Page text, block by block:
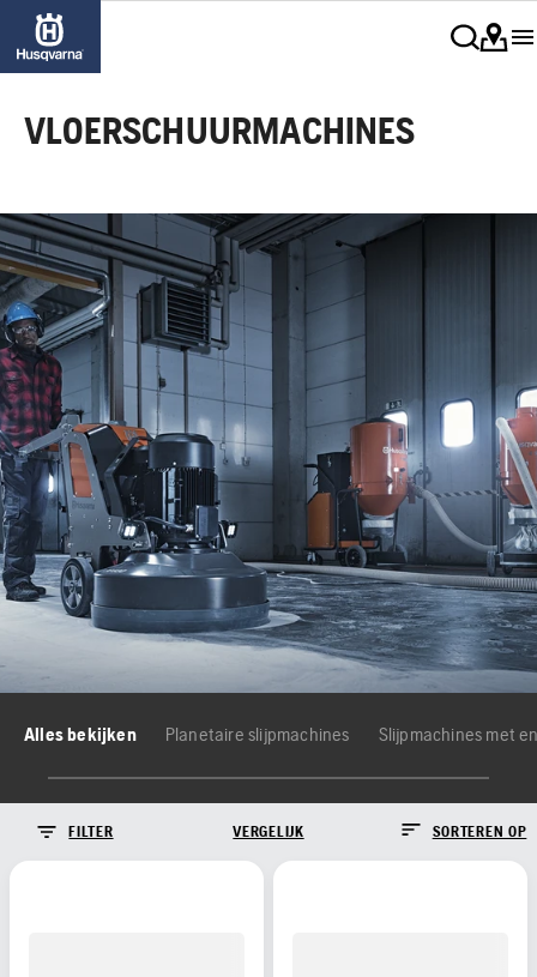
VLOERSCHUURMACHINES
Alles bekijken Planetaire slijpmachines Slijpmachines met
FILTER VERGELIJK SORTEREN OP